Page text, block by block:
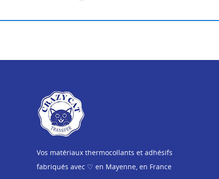
Vos matériaux thermocollants et adhésifs
fabriqués avec ♡ en Mayenne, en France